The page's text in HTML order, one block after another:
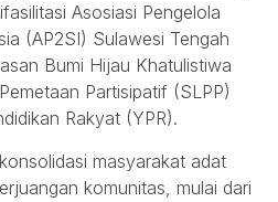
Asosiasi Pengelola
(AP2SI) Sulawesi Tengah
Bumi Hijau Khatulistiwa
Partisipatif (SLPP)
Rakyat (YPR).
masyarakat adat
komunitas, mulai dari